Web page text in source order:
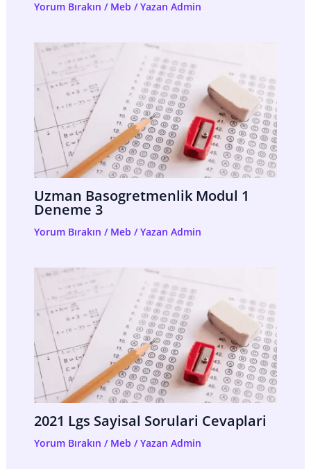
Yorum Bırakın / Meb / Yazan Admin
Uzman Basogretmenlik Modul 1
Deneme 3
Yorum Bırakın / Meb / Yazan Admin
2021 Lgs Sayisal Sorulari Cevaplari
Yorum Bırakın / Meb / Yazan Admin